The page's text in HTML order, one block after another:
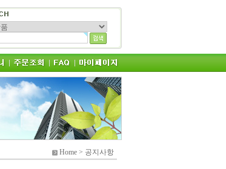
Home > 공지사항